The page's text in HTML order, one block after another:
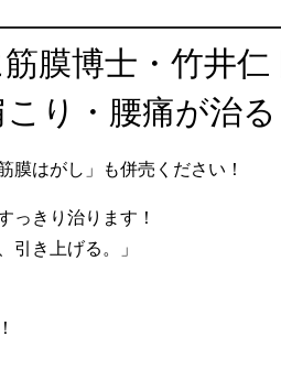
膜博士・竹井仁
り・腰痛が治る
膜はがし」も併売ください！
っきり治ります！
引き上げる。」